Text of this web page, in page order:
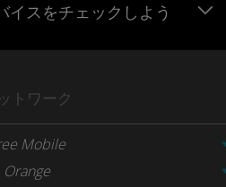
イスをチェックしよう
トワーク
Mobile
Orange